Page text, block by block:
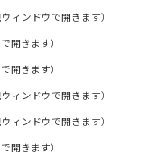
サ
イ
ウィンドウで開きます）
開きます）
開きます）
ウィンドウで開きます）
ウィンドウで開きます）
開きます）